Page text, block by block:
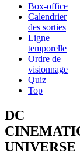
Box-office
Calendrier
des sorties
Ligne
temporelle
Ordre de
visionnage
Quiz
Top
DC
UNIVERSE